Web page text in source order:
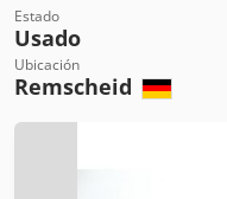
Estado
Usado
Ubicación
Remscheid